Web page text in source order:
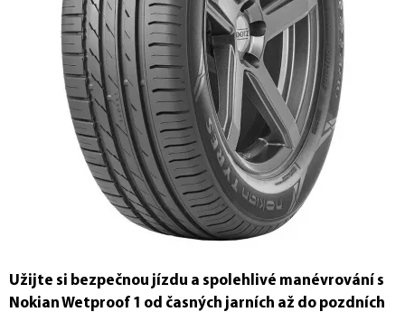
Užijte si bezpečnou jízdu a spolehlivé manévrování s
Nokian Wetproof 1 od časných jarních až do pozdních